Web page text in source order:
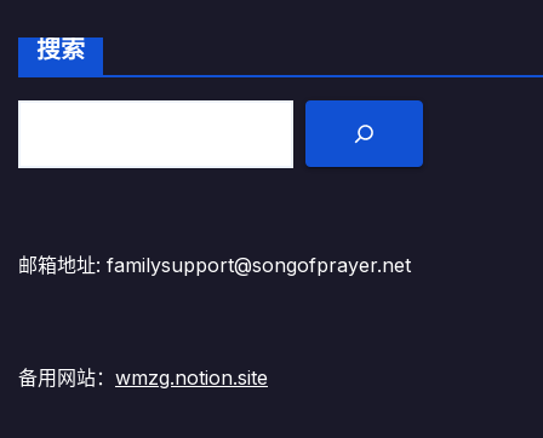
搜索
邮箱地址: familysupport@songofprayer.net
备用网站： wmzg.notion.site